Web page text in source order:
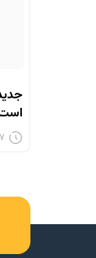
۷ آبان ۱۴۰۲ - ۱:۰۲